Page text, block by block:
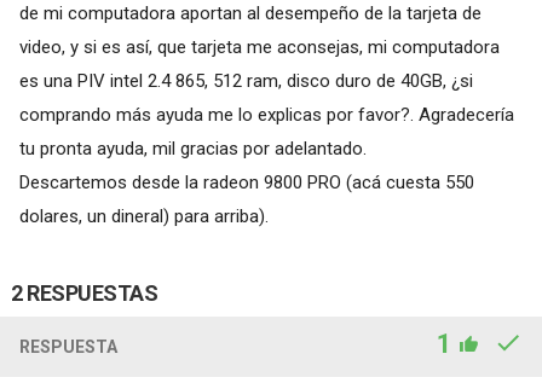
de mi computadora aportan al desempeño de la tarjeta de
video, y si es así, que tarjeta me aconsejas, mi computadora
es una PIV intel 2.4 865, 512 ram, disco duro de 40GB, ¿si
comprando más ayuda me lo explicas por favor?. Agradecería
tu pronta ayuda, mil gracias por adelantado.
Descartemos desde la radeon 9800 PRO (acá cuesta 550
dolares, un dineral) para arriba).
2 RESPUESTAS
RESPUESTA 1